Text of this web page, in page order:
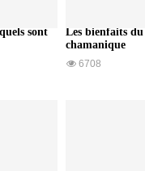
sont
Les bienfaits du
chamanique
6708